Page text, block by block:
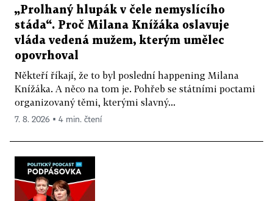
„Prolhaný hlupák v čele nemyslícího
stáda“. Proč Milana Knížáka oslavuje
vláda vedená mužem, kterým umělec
opovrhoval
Někteří říkají, že to byl poslední happening Milana
Knížáka. A něco na tom je. Pohřeb se státními poctami
organizovaný těmi, kterými slavný...
7. 8. 2026 ▪ 4 min. čtení